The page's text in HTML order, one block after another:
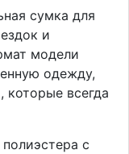
сумка для
и
модели
одежду,
всегда
с